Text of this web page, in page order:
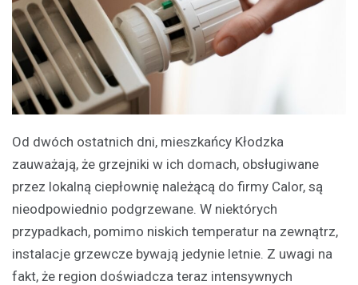
Od dwóch ostatnich dni, mieszkańcy Kłodzka
zauważają, że grzejniki w ich domach, obsługiwane
przez lokalną ciepłownię należącą do firmy Calor, są
nieodpowiednio podgrzewane. W niektórych
przypadkach, pomimo niskich temperatur na zewnątrz,
instalacje grzewcze bywają jedynie letnie. Z uwagi na
fakt, że region doświadcza teraz intensywnych